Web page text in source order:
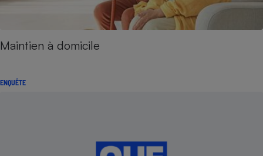
Maintien à domicile
ENQUÊTE